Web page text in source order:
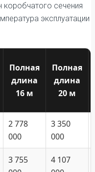
коробчатого сечения
эксплуатации
Полная
длина
16 м
Полная
длина
20 м
2 778
000
3 350
000
3 755
4 107